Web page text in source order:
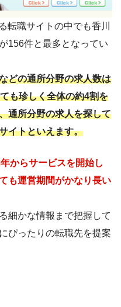
転職サイトの中でも香川
156件と最多となってい
どの通所分野の求人数は
も珍しく全体の約4割を
通所分野の求人を探して
イトといえます。
からサービスを開始し
も運営期間がかなり長い
細かな情報まで把握して
ぴったりの転職先を提案